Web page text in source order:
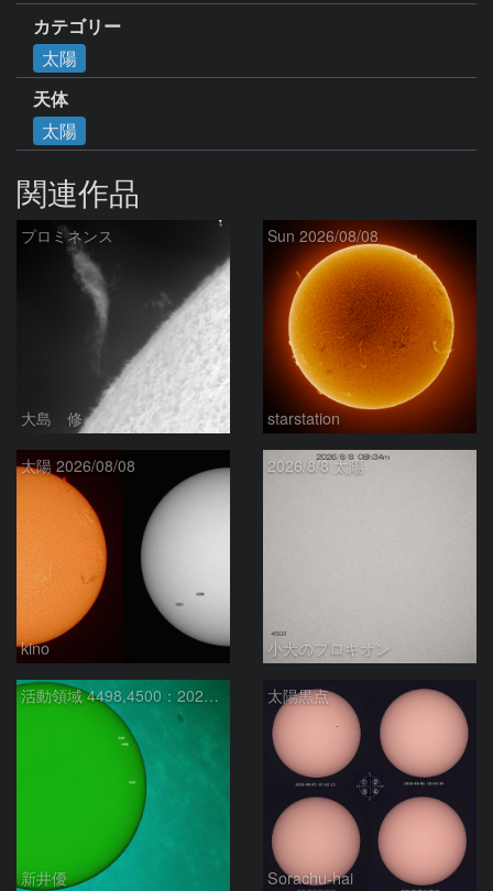
カテゴリー
太陽
天体
太陽
関連作品
プロミネンス
大島 修
Sun 2026/08/08
starstation
太陽 2026/08/08
kino
2026/8/8 太陽
小犬のプロキオン
活動領域 4498,4500：2026/08/08
新井優
太陽黒点
Sorachu-hai